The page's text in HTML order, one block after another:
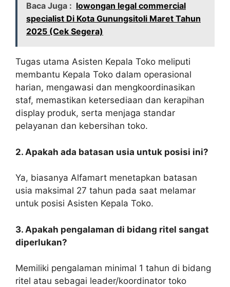
Baca Juga : lowongan legal commercial
specialist Di Kota Gunungsitoli Maret Tahun
2025 (Cek Segera)
Tugas utama Asisten Kepala Toko meliputi
membantu Kepala Toko dalam operasional
harian, mengawasi dan mengkoordinasikan
staf, memastikan ketersediaan dan kerapihan
display produk, serta menjaga standar
pelayanan dan kebersihan toko.
2. Apakah ada batasan usia untuk posisi ini?
Ya, biasanya Alfamart menetapkan batasan
usia maksimal 27 tahun pada saat melamar
untuk posisi Asisten Kepala Toko.
3. Apakah pengalaman di bidang ritel sangat
diperlukan?
Memiliki pengalaman minimal 1 tahun di bidang
ritel atau sebagai leader/koordinator toko